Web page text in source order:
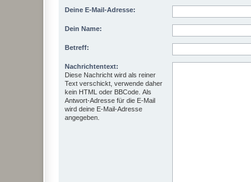
Deine E-Mail-Adresse:
Dein Name:
Betreff:
Nachrichtentext:
Diese Nachricht wird als reiner
Text verschickt, verwende daher
kein HTML oder BBCode. Als
Antwort-Adresse für die E-Mail
wird deine E-Mail-Adresse
angegeben.